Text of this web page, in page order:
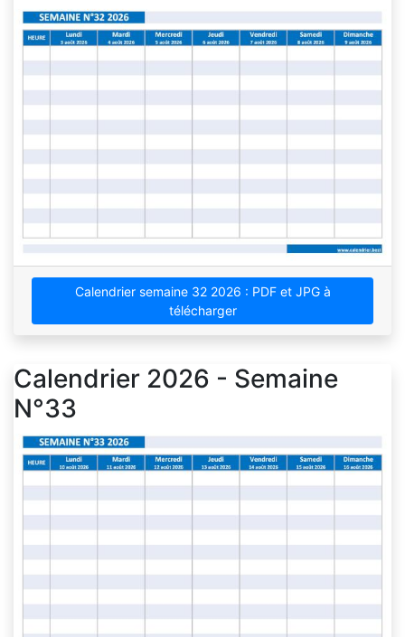
Calendrier semaine 32 2026 : PDF et JPG à
télécharger
Calendrier 2026 - Semaine
N°33